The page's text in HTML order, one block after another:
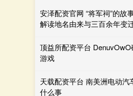
安泽配资官网 “将军祠”的故
解读地名由来与三百余年变
顶益所配资平台
游戏
天载配资平台 南美洲电动汽
什么事